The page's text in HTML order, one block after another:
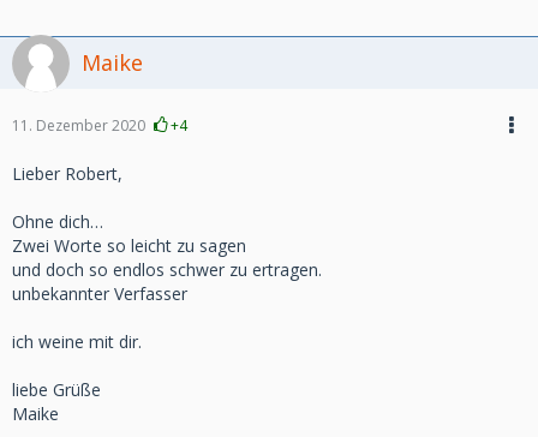
Maike
11. Dezember 2020 +4
Lieber Robert,
Ohne dich…
Zwei Worte so leicht zu sagen
und doch so endlos schwer zu ertragen.
unbekannter Verfasser
ich weine mit dir.
liebe Grüße
Maike